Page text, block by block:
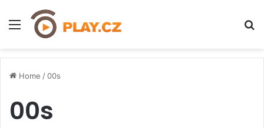
Menu
Home /00s
00s